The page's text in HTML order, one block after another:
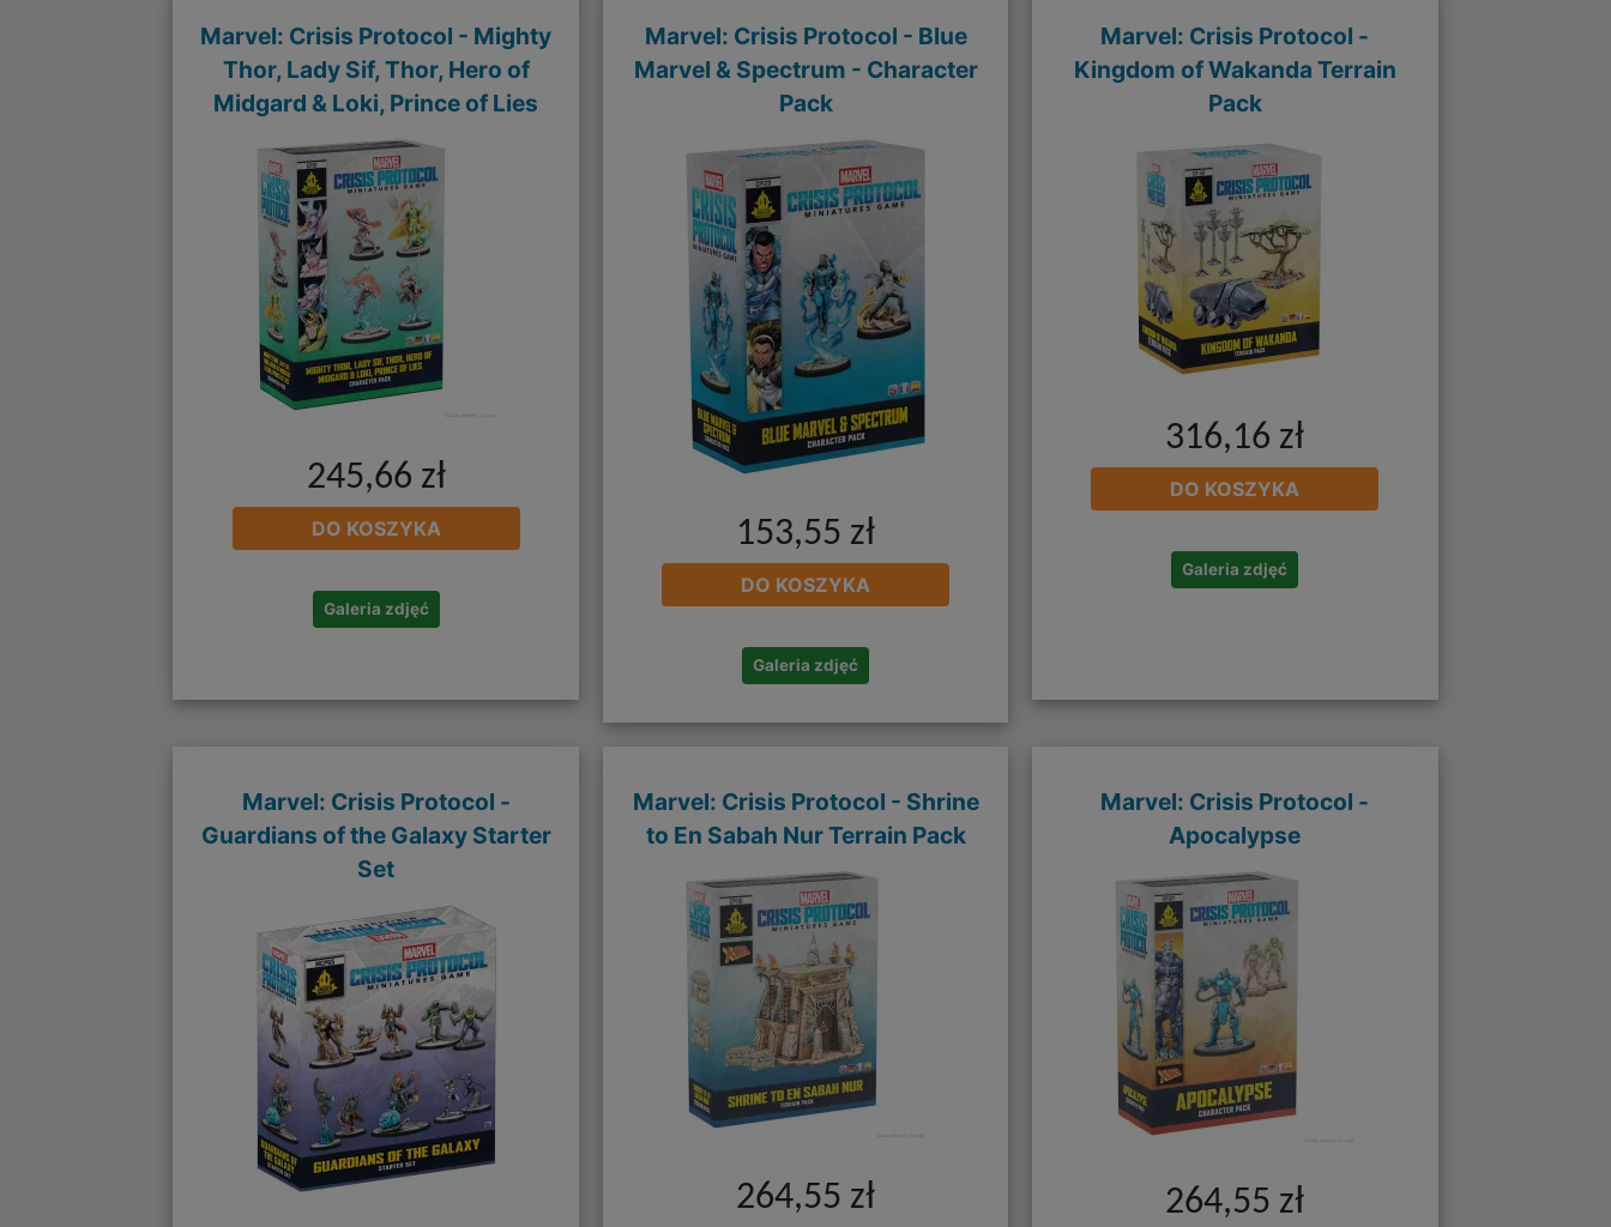
Marvel: Crisis Protocol - Mighty
Thor, Lady Sif, Thor, Hero of
Midgard & Loki, Prince of Lies
245,66 zł
DO KOSZYKA
Galeria zdjęć
Marvel: Crisis Protocol - Blue
Marvel & Spectrum - Character
Pack
153,55 zł
DO KOSZYKA
Galeria zdjęć
Marvel: Crisis Protocol -
Kingdom of Wakanda Terrain
Pack
316,16 zł
DO KOSZYKA
Galeria zdjęć
Marvel: Crisis Protocol -
Guardians of the Galaxy Starter
Set
Marvel: Crisis Protocol - Shrine
to En Sabah Nur Terrain Pack
264,55 zł
Marvel: Crisis Protocol -
Apocalypse
264,55 zł